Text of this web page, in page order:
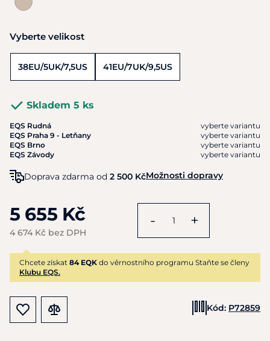
Vyberte velikost
38EU/5UK/7,5US 41EU/7UK/9,5US
Skladem 5 ks
EQS Rudná
vyberte variantu
EQS Praha 9 - Letňany
vyberte variantu
EQS Brno
vyberte variantu
EQS Závody
vyberte variantu
Doprava zdarma od 2 500 KčMožnosti dopravy
5 655 Kč
4 674 Kč bez DPH
- +
Chcete získat 84 EQK do věrnostního programu Staňte se členy
Klubu EQS.
Kód: P72859